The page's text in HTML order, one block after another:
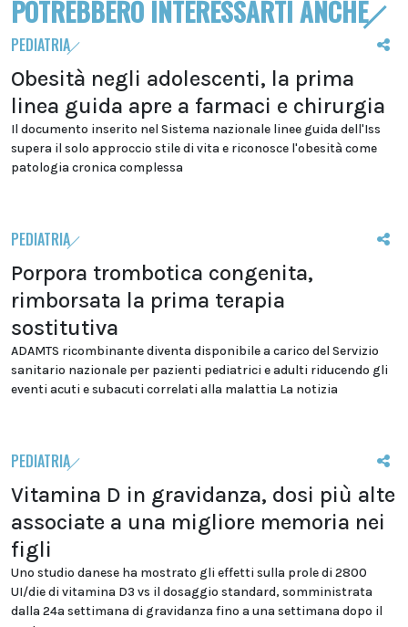
POTREBBERO INTERESSARTI ANCHE
PEDIATRIA
Obesità negli adolescenti, la prima
linea guida apre a farmaci e chirurgia
Il documento inserito nel Sistema nazionale linee guida dell'Iss
supera il solo approccio stile di vita e riconosce l'obesità come
patologia cronica complessa
PEDIATRIA
Porpora trombotica congenita,
rimborsata la prima terapia
sostitutiva
ADAMTS ricombinante diventa disponibile a carico del Servizio
sanitario nazionale per pazienti pediatrici e adulti riducendo gli
eventi acuti e subacuti correlati alla malattia La notizia
PEDIATRIA
Vitamina D in gravidanza, dosi più alte
associate a una migliore memoria nei
figli
Uno studio danese ha mostrato gli effetti sulla prole di 2800
UI/die di vitamina D3 vs il dosaggio standard, somministrata
dalla 24a settimana di gravidanza fino a una settimana dopo il